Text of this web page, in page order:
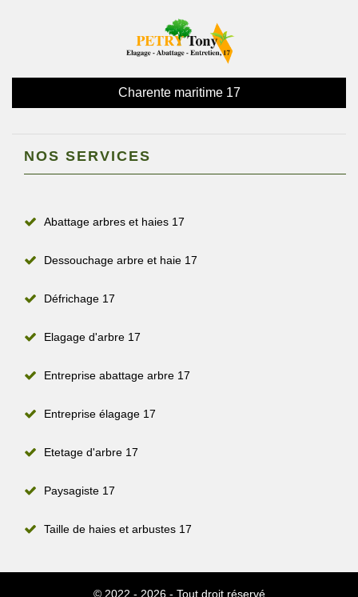
Charente maritime 17
NOS SERVICES
Abattage arbres et haies 17
Dessouchage arbre et haie 17
Défrichage 17
Elagage d'arbre 17
Entreprise abattage arbre 17
Entreprise élagage 17
Etetage d'arbre 17
Paysagiste 17
Taille de haies et arbustes 17
© 2022 - 2026 - Tout droit réservé